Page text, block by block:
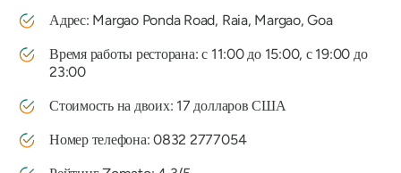
Адрес: Margao Ponda Road, Raia, Margao, Goa
Время работы ресторана: с 11:00 до 15:00, с 19:00 до
23:00
Стоимость на двоих: 17 долларов США
Номер телефона: 0832 2777054